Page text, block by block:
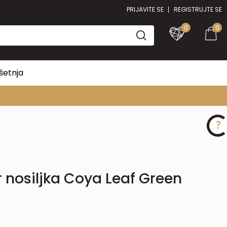
PRIJAVITE SE REGISTRUJTE SE
0
0
Coya Leaf Green